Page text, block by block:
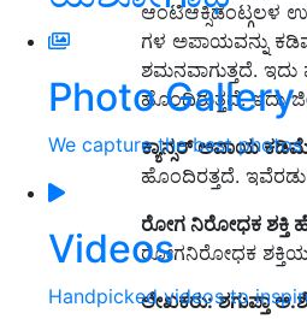
Photo Gallery
We capture the best
Videos
Handpicked videos to
ಆಂಟಿಆಕ್ಸಿಡೆಂಟ್ಗಲಳ
ಗಳ ಅಪಾಯವನ್ನು
ಶಮನವಾಗುತ್ತದೆ.
ಹೊಂದಿರುತ್ತದೆ. ಇದು
ಕ್ಯಾನ್ಸರ್ ಅಪಾಯ
ಹೊಂದಿರತ್ತದೆ. ಇವೆರಡು
ರೋಗ ನಿರೋಧಕ ಶಕ್ತಿ
ರೋಗನಿರೋಧಕ
ಲೇಖಕರು: ಶಗುಪ್ತಾ